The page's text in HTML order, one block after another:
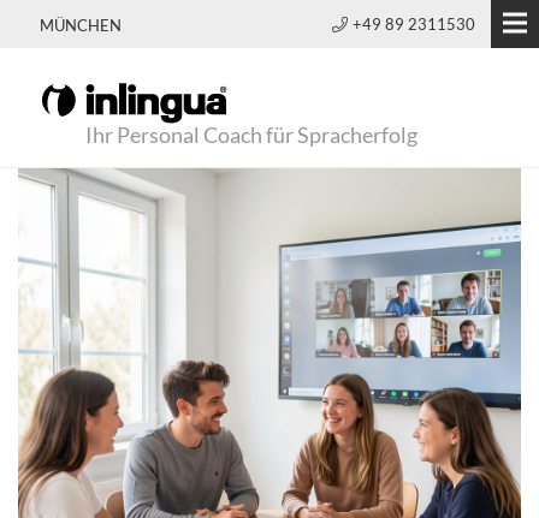
MÜNCHEN +49 89 2311530
Ihr Personal Coach für Spracherfolg